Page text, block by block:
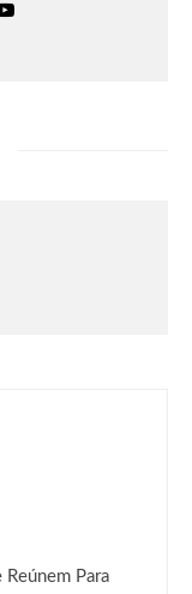
Benito
estilo
Para